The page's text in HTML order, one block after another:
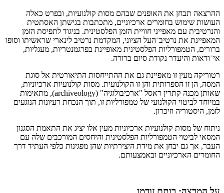
ההרצאה תבחן את האופנים שבהם מסות קולנועיות, ובפרט כאלה
העושות שימוש בחומרים ארכיוניים, מתכתבות בגישתן האסתטית
והנרטיבית עם מאפייני חוויית הזמן הפלסטינית. בניגוד לתפיסת הזמן
המאפיינת את נרטיב־העל הציוני, המקדמת נרטיב לינארי שראשיתו וסופו
ברורים, הטמפורליות הפלסטינית מאופיינת בפרגמנטריות, מעגליות,
אי־ודאות והיעדר נקודת סיום ברורה.
רטוריקה מעין זו מאפיינת גם את ההתייחסות התיאורטית אל סוגת
המסה, הן זו הספרותית והן זו הקולנועית. מסות קולנועיות ארכיוניות,
שאותן מכנה קתרין ראסל "ארכיבולוגיה" (archiveology), מתאימות
במיוחד לביטוי הקולנועי של טמפורליות זו, תוך הנכחת רעיונות הנוגעים
לזמן, היסטוריה וזיכרון.
ניתוח של מסות קולנועיות ארכיוניות מעין אלו יציג את התאמת הסגנון
המסאי לביטוי הטמפורליות הפלסטינית והיחסים המורכבים שלה עם
העבר, אך גם יבחן את מידת היצירתיות שהן מפגינות כלפי העתיד דרך
החומרים הארכיוניים ובאמצעותם.